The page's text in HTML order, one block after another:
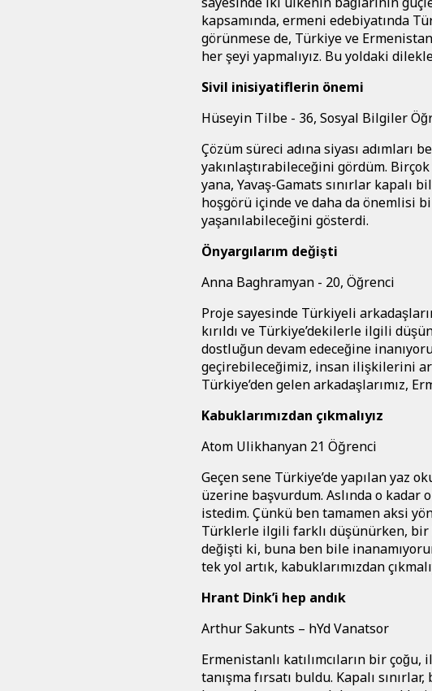
kapsamında, ermeni edebiyatında
görünmese de, Türkiye ve
her şeyi yapmalıyız. Bu yoldaki
Sivil inisiyatiflerin önemi
Hüseyin Tilbe - 36, Sosyal Bilgiler
Çözüm süreci adına siyası
yakınlaştırabileceğini gördüm.
yana, Yavaş-Gamats sınırlar kapalı
hoşgörü içinde ve daha da önemlisi
yaşanılabileceğini gösterdi.
Önyargılarım değişti
Anna Baghramyan - 20, Öğrenci
Proje sayesinde Türkiyeli
kırıldı ve Türkiye’dekilerle ilgili
dostluğun devam edeceğine
geçirebileceğimiz, insan ilişkilerini
Türkiye’den gelen arkadaşlarımız,
Kabuklarımızdan çıkmalıyız
Atom Ulikhanyan 21 Öğrenci
Geçen sene Türkiye’de yapılan yaz
üzerine başvurdum. Aslında o kadar
istedim. Çünkü ben tamamen aksi
Türklerle ilgili farklı düşünürken,
değişti ki, buna ben bile
tek yol artık, kabuklarımızdan
Hrant Dink’i hep andık
Arthur Sakunts – hYd Vanatsor
Ermenistanlı katılımcıların bir
tanışma fırsatı buldu. Kapalı